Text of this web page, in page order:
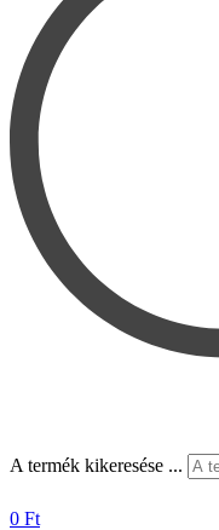
A termék kikeresése ...
0 Ft